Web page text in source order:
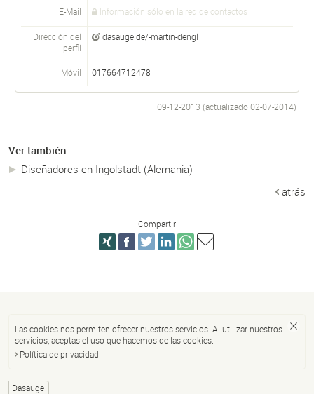
E-Mail Información sólo en la red de contactos
Dirección del
perfil
dasauge.de/-martin-dengl
Móvil 017664712478
09-12-2013 (actualizado 02-07-2014)
Ver también
Diseñadores en Ingolstadt (Alemania)
atrás
Compartir
Las cookies nos permiten ofrecer nuestros servicios. Al utilizar nuestros
servicios, aceptas el uso que hacemos de las cookies.
Política de privacidad
Dasauge